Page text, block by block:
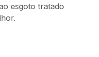
esgoto tratado